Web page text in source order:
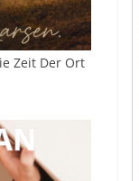
Zeit Der Ort